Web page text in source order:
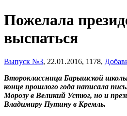
Пожелала
выспаться
Выпуск №3, 22.01.2016, 1178,
Второклассница Барышской
конце прошлого года написала
Морозу в Великий Устюг, но и
Владимиру Путину в Кремль.